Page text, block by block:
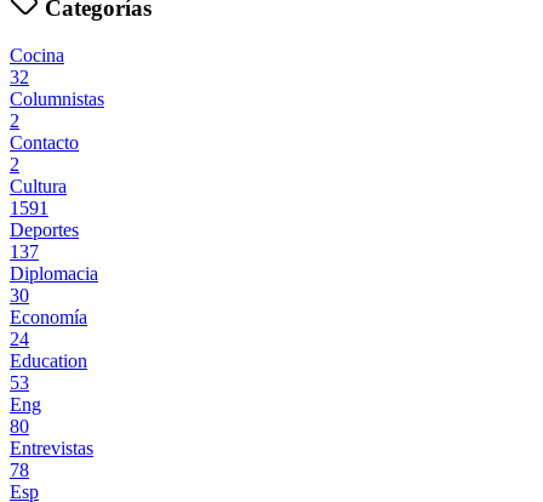
Categorías
Cocina
32
Columnistas
2
Contacto
2
Cultura
1591
Deportes
137
Diplomacia
30
Economía
24
Education
53
Eng
80
Entrevistas
78
Esp